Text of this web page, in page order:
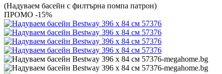
(Надуваем басейн с филтърна помпа патрон)
ПРОМО -15%